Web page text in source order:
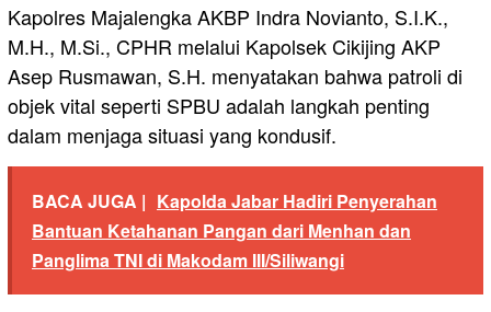
Kapolres Majalengka AKBP Indra Novianto, S.I.K.,
M.H., M.Si., CPHR melalui Kapolsek Cikijing AKP
Asep Rusmawan, S.H. menyatakan bahwa patroli di
objek vital seperti SPBU adalah langkah penting
dalam menjaga situasi yang kondusif.
BACA JUGA | Kapolda Jabar Hadiri Penyerahan
Bantuan Ketahanan Pangan dari Menhan dan
Panglima TNI di Makodam III/Siliwangi